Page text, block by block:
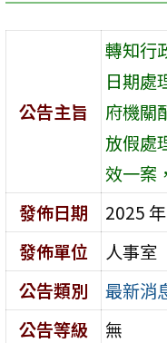
公告主旨
轉知行
日期處
府機關
放假處
效一案
發佈日期
2025
發佈單位
人事室
公告類別
最新消
公告等級
無